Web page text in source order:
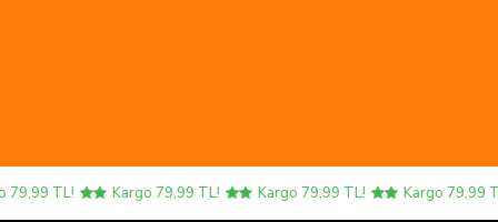
TL! Kargo 79,99 TL! Kargo 79,99 TL! Kargo 79,99 TL!